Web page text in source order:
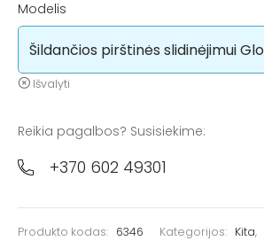
Modelis
Išvalyti
Reikia pagalbos? Susisiekime:
+370 602 49301
Produkto kodas: 6346 Kategorijos: Kita,